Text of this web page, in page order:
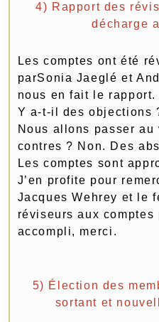
4) Rapport des
décharge
Les comptes ont été
parSonia Jaeglé et
nous en fait le rapport.
Y a-t-il des objections
Nous allons passer
contres ? Non. Des
Les comptes sont
J’en profite pour
Jacques Wehrey et le
réviseurs aux comptes
accompli, merci.
5) Élection des
sortant et